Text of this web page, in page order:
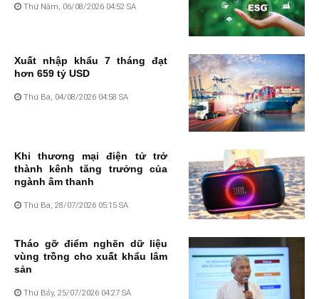
Thứ Năm, 06/08/2026 04:52 SA
Xuất nhập khẩu 7 tháng đạt
hơn 659 tỷ USD
Thứ Ba, 04/08/2026 04:58 SA
Khi thương mại điện tử trở
thành kênh tăng trưởng của
ngành âm thanh
Thứ Ba, 28/07/2026 05:15 SA
Tháo gỡ điểm nghẽn dữ liệu
vùng trồng cho xuất khẩu lâm
sản
Thứ Bảy, 25/07/2026 04:27 SA